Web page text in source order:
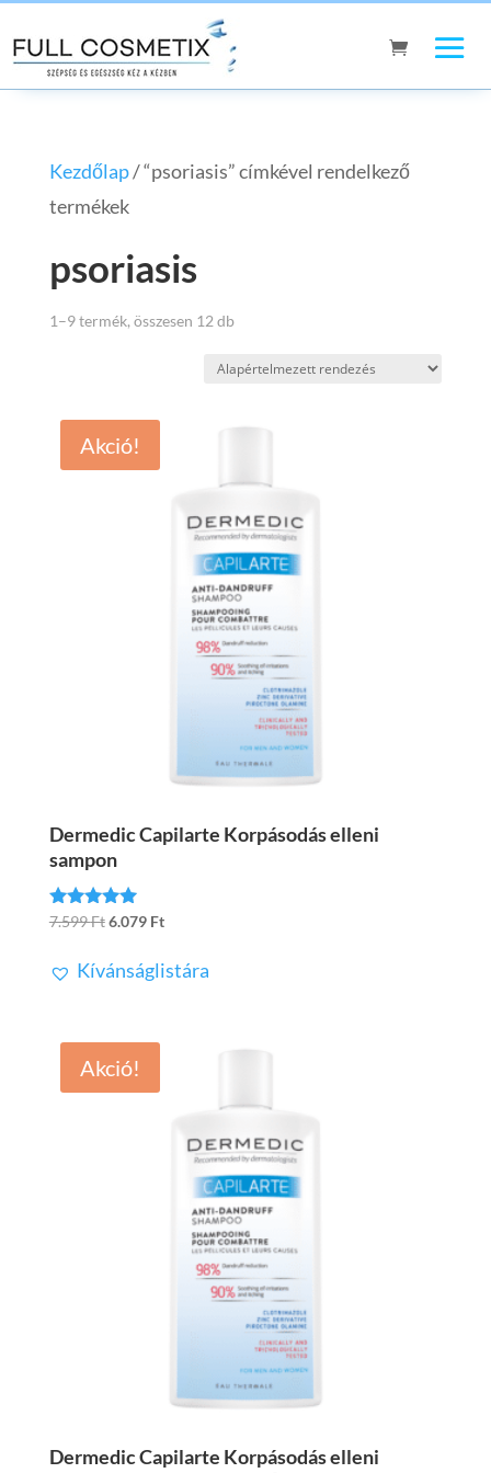
Kezdőlap/ “psoriasis” címkével rendelkező
termékek
psoriasis
1–9 termék, összesen 12 db
Akció!
Dermedic Capilarte Korpásodás elleni
sampon
Értékelés:
7.599FtOriginal
was:
6.079 FtCurrent
is:
Kívánságlistára
Akció!
Dermedic Capilarte Korpásodás elleni